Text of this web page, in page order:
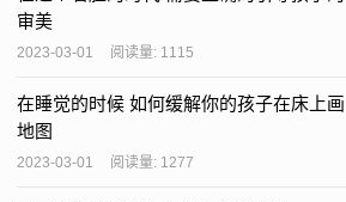
审美
2023-03-01 阅读量: 1115
在睡觉的时候 如何缓解你的孩子在床上画
地图
2023-03-01 阅读量: 1277